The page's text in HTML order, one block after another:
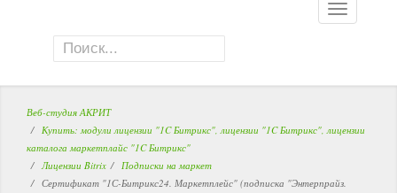
Веб-студия АКРИТ
Купить: модули лицензии "1C Битрикс", лицензии "1C Битрикс", лицензии
каталога маркетплайс "1C Битрикс"
Лицензии Bitrix
Подписки на маркет
Сертификат "1С-Битрикс24. Маркетплейс" (подписка "Энтерпрайз.